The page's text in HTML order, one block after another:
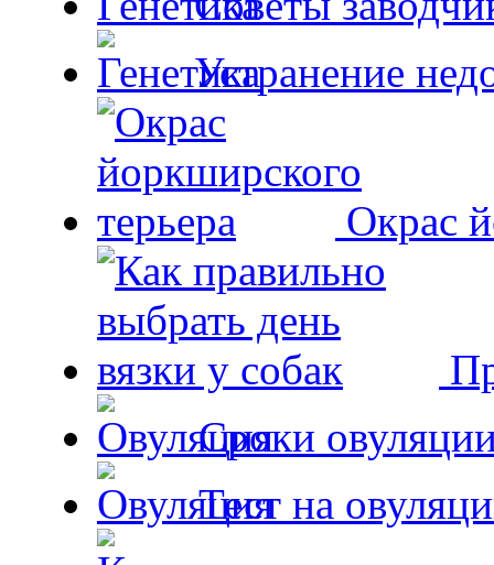
Устранение
Окрас
Сроки
Тест на